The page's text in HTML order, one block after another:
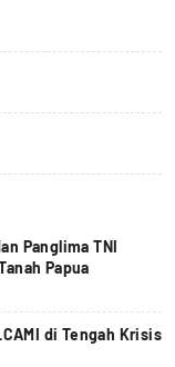
Panglima TNI
Papua
di Tengah Krisis